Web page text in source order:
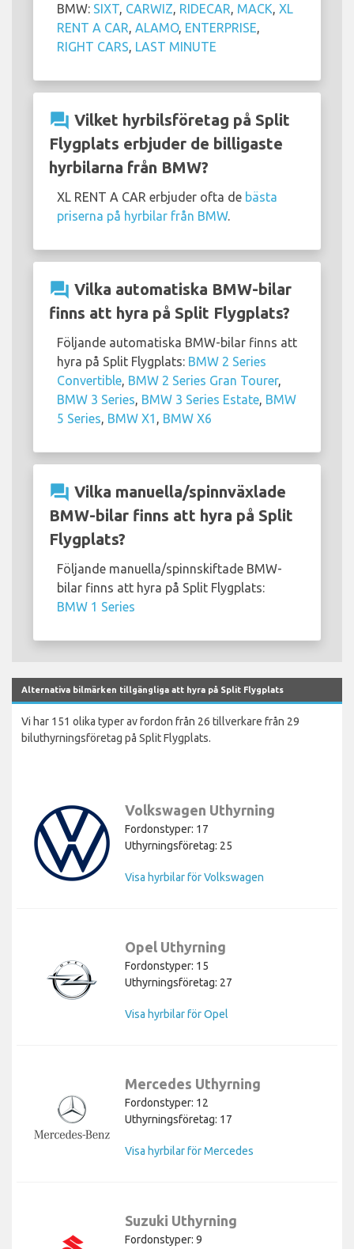
BMW: SIXT CARWIZ RIDECAR MACK XL
RENT A CAR ALAMO, ENTERPRISE
RIGHT CARS LAST MINUTE
question_answer Vilket hyrbilsföretag på Split
Flygplats erbjuder de billigaste
hyrbilarna från BMW?
XL RENT A CAR erbjuder ofta de bästa
priserna på hyrbilar från BMW.
question_answer Vilka automatiska BMW-bilar
finns att hyra på Split Flygplats?
Följande automatiska BMW-bilar finns att
hyra på Split Flygplats: BMW 2 Series
Convertible BMW 2 Series Gran Tourer,
BMW 3 Series BMW 3 Series Estate BMW
5 Series BMW X1 BMW X6
question_answer Vilka manuella/spinnväxlade
BMW-bilar finns att hyra på Split
Flygplats?
Följande manuella/spinnskiftade BMW-
bilar finns att hyra på Split Flygplats:
BMW 1 Series
Alternativa bilmärken tillgängliga att hyra på Split Flygplats
Vi har 151 olika typer av fordon från 26 tillverkare från 29
biluthyrningsföretag på Split Flygplats.
Volkswagen Uthyrning
Fordonstyper: 17
Uthyrningsföretag: 25
Visa hyrbilar för Volkswagen
Opel Uthyrning
Fordonstyper: 15
Uthyrningsföretag: 27
Visa hyrbilar för Opel
Mercedes Uthyrning
Fordonstyper: 12
Uthyrningsföretag: 17
Visa hyrbilar för Mercedes
Suzuki Uthyrning
Fordonstyper: 9